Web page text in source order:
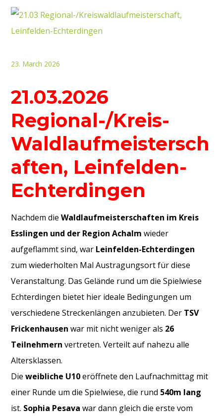
23. March 2026
21.03.2026
Regional-/Kreis-
Waldlaufmeistersch
aften, Leinfelden-
Echterdingen
Nachdem dieWaldlaufmeisterschaften im Kreis
Esslingen und der Region Achalm wieder
aufgeflammt sind, war Leinfelden-Echterdingen
zum wiederholten Mal Austragungsort für diese
Veranstaltung. Das Gelände rund um die Spielwiese
Echterdingen bietet hier ideale Bedingungen um
verschiedene Streckenlängen anzubieten. Der TSV
Frickenhausen war mit nicht weniger als 26
Teilnehmern vertreten. Verteilt auf nahezu alle
Altersklassen.
Dieweibliche U10eröffnete den Laufnachmittag mit
einer Runde um die Spielwiese, die rund 540m lang
ist. Sophia Pesava war dann gleich die erste vom